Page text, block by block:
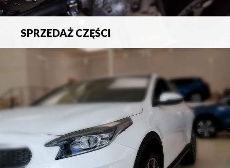
SPRZEDAŻ CZĘŚCI
Sprzedaż oryginalnych części samochodowych oraz